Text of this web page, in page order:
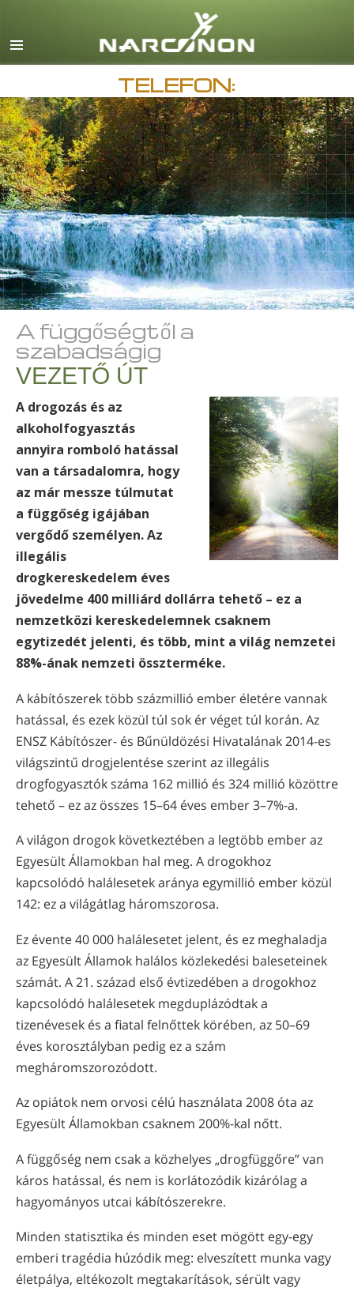
Dansk
Deutsch
görög
español
francia
héber
magyar
olasz
japán
macedón
orosz
svéd
kínai
arab
nepáli
ukrán
horvát
török
Minden terület/nyelv
TELEFON:
A függőségtől a
szabadságig
VEZETŐ ÚT
A drogozás és az
alkoholfogyasztás
annyira romboló hatással
van a társadalomra, hogy
az már messze túlmutat
a függőség igájában
vergődő személyen. Az
illegális
drogkereskedelem éves
jövedelme 400 milliárd dollárra tehető – ez a
nemzetközi kereskedelemnek csaknem
egytizedét jelenti, és több, mint a világ nemzetei
88%-ának nemzeti összterméke.
A kábítószerek több százmillió ember életére vannak
hatással, és ezek közül túl sok ér véget túl korán. Az
ENSZ Kábítószer- és Bűnüldözési Hivatalának 2014-es
világszintű drogjelentése szerint az illegális
drogfogyasztók száma 162 millió és 324 millió közöttre
tehető – ez az összes 15–64 éves ember 3–7%-a.
A világon drogok következtében a legtöbb ember az
Egyesült Államokban hal meg. A drogokhoz
kapcsolódó halálesetek aránya egymillió ember közül
142: ez a világátlag háromszorosa.
Ez évente 40 000 halálesetet jelent, és ez meghaladja
az Egyesült Államok halálos közlekedési baleseteinek
számát. A 21. század első évtizedében a drogokhoz
kapcsolódó halálesetek megduplázódtak a
tizenévesek és a fiatal felnőttek körében, az 50–69
éves korosztályban pedig ez a szám
megháromszorozódott.
Az opiátok nem orvosi célú használata 2008 óta az
Egyesült Államokban csaknem 200%-kal nőtt.
A függőség nem csak a közhelyes „drogfüggőre” van
káros hatással, és nem is korlátozódik kizárólag a
hagyományos utcai kábítószerekre.
Minden statisztika és minden eset mögött egy-egy
emberi tragédia húzódik meg: elveszített munka vagy
életpálya, eltékozolt megtakarítások, sérült vagy